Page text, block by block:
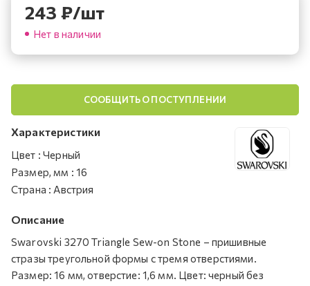
243 ₽/шт
Нет в наличии
СООБЩИТЬ О ПОСТУПЛЕНИИ
Характеристики
Цвет : Черный
Размер, мм : 16
Страна : Австрия
Описание
Swarovski 3270 Triangle Sew-on Stone – пришивные
стразы треугольной формы с тремя отверстиями.
Размер: 16 мм, отверстие: 1,6 мм. Цвет: черный без